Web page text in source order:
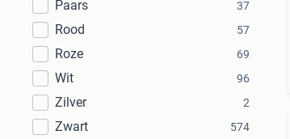
Paars 37
Rood 57
Roze 69
Wit 96
Zilver 2
Zwart 574